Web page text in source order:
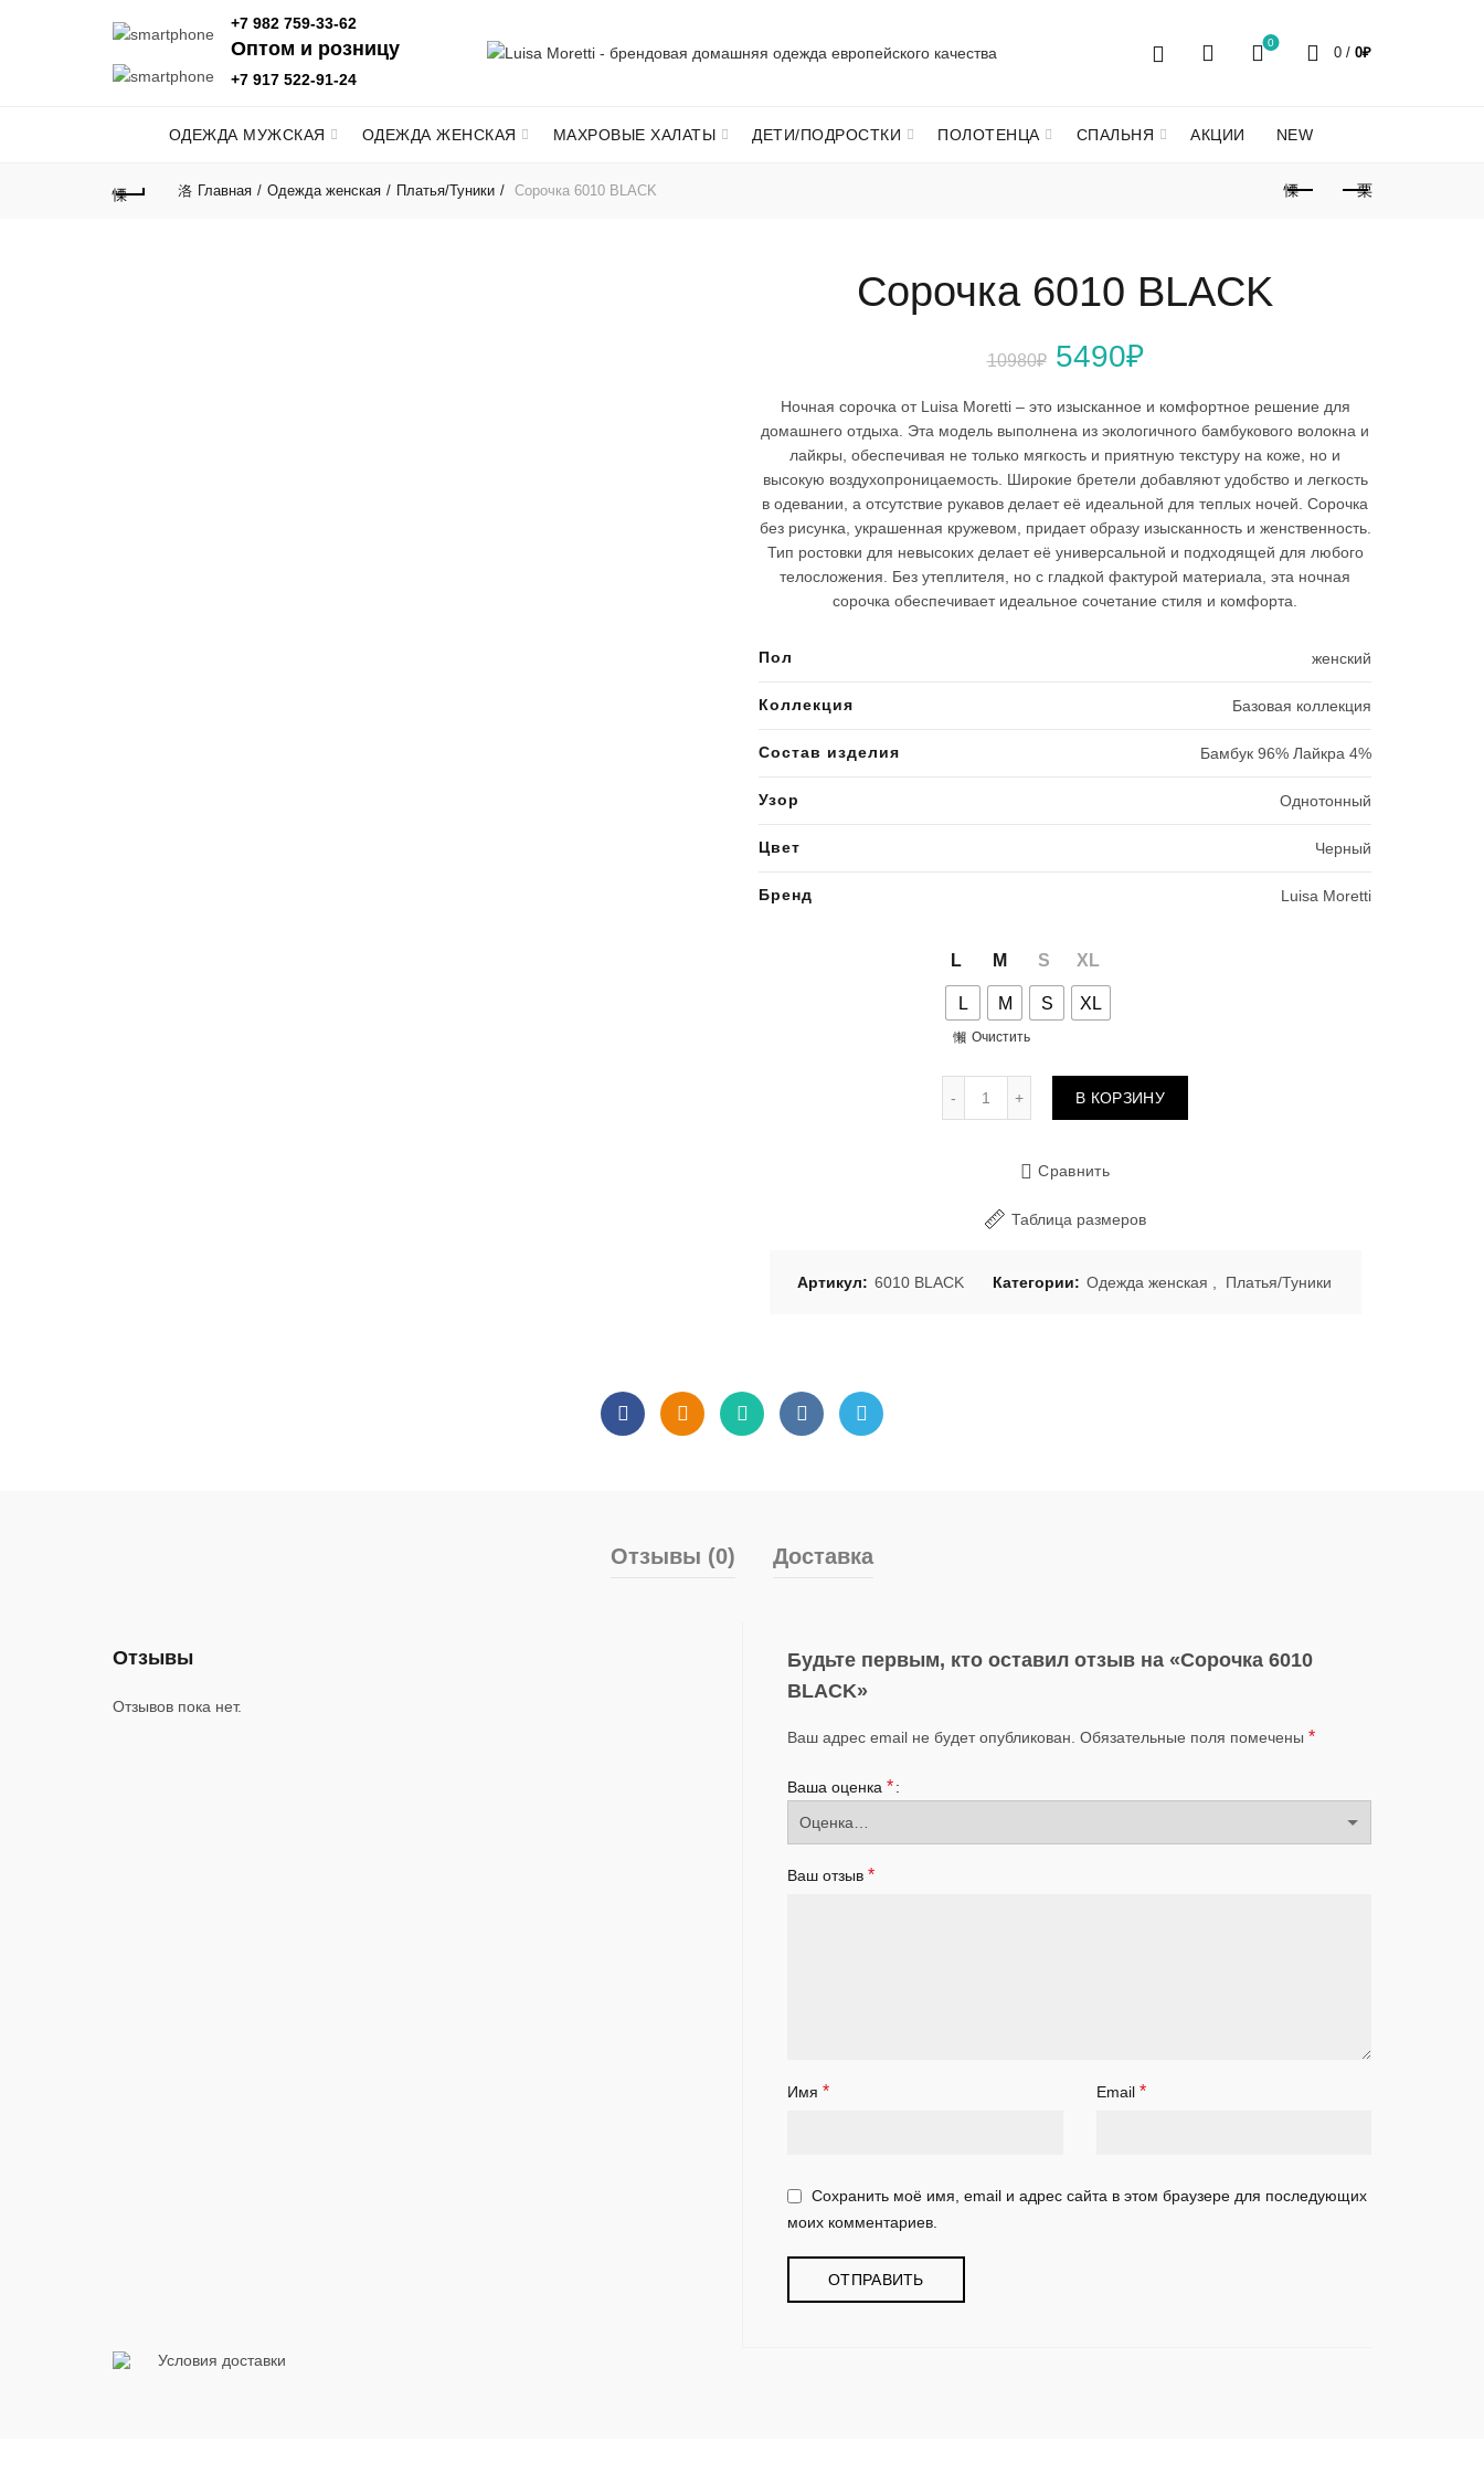
+7 982 759-33-62
Оптом и розницу
+7 917 522-91-24
0
0 / 0₽
ОДЕЖДА МУЖСКАЯ ОДЕЖДА ЖЕНСКАЯ МАХРОВЫЕ ХАЛАТЫ ДЕТИ/ПОДРОСТКИ ПОЛОТЕНЦА СПАЛЬНЯ АКЦИИ NEW
Главная Одежда женская Платья/Туники Сорочка 6010 BLACK
Сорочка 6010 BLACK
10980₽ Первоначальная
цена
составляла
10980₽.
5490₽Текущая
цена:
5490₽.
Ночная сорочка от Luisa Moretti – это изысканное и комфортное решение для
домашнего отдыха. Эта модель выполнена из экологичного бамбукового волокна и
лайкры, обеспечивая не только мягкость и приятную текстуру на коже, но и
высокую воздухопроницаемость. Широкие бретели добавляют удобство и легкость
в одевании, а отсутствие рукавов делает её идеальной для теплых ночей. Сорочка
без рисунка, украшенная кружевом, придает образу изысканность и женственность.
Тип ростовки для невысоких делает её универсальной и подходящей для любого
телосложения. Без утеплителя, но с гладкой фактурой материала, эта ночная
сорочка обеспечивает идеальное сочетание стиля и комфорта.
Пол женский
Коллекция Базовая коллекция
Состав изделия Бамбук 96% Лайкра 4%
Узор Однотонный
Цвет Черный
Бренд Luisa Moretti
L M S XL
L M S XL
Очистить
В КОРЗИНУ
Сравнить
Таблица размеров
Артикул: 6010 BLACK Категории: Одежда женская Платья/Туники
Отзывы (0) Доставка
Отзывы
Отзывов пока нет.
Будьте первым, кто оставил отзыв на «Сорочка 6010
BLACK»
Ваш адрес email не будет опубликован. Обязательные поля помечены *
Ваша оценка *
Ваш отзыв *
Имя * Email *
Сохранить моё имя, email и адрес сайта в этом браузере для последующих
моих комментариев.
Условия доставки